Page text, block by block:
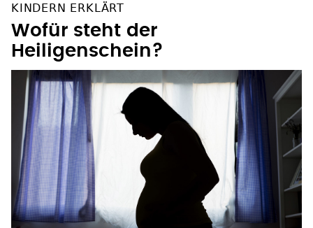
KINDERN ERKLÄRT
Wofür steht der
Heiligenschein?